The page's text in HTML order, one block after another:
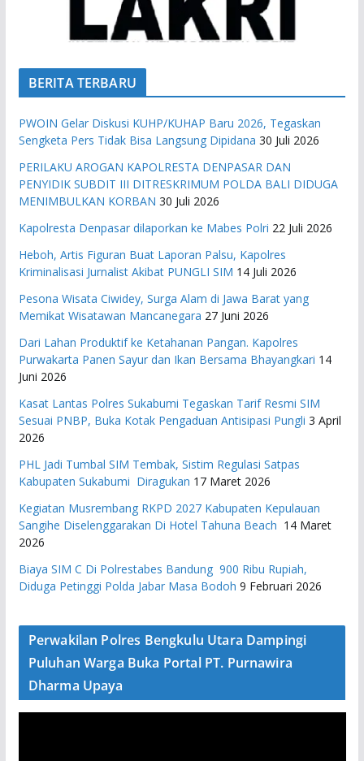
BERITA TERBARU
PWOIN Gelar Diskusi KUHP/KUHAP Baru 2026, Tegaskan
Sengketa Pers Tidak Bisa Langsung Dipidana 30 Juli 2026
PERILAKU AROGAN KAPOLRESTA DENPASAR DAN
PENYIDIK SUBDIT III DITRESKRIMUM POLDA BALI DIDUGA
MENIMBULKAN KORBAN 30 Juli 2026
Kapolresta Denpasar dilaporkan ke Mabes Polri 22 Juli 2026
Heboh, Artis Figuran Buat Laporan Palsu, Kapolres
Kriminalisasi Jurnalist Akibat PUNGLI SIM 14 Juli 2026
Pesona Wisata Ciwidey, Surga Alam di Jawa Barat yang
Memikat Wisatawan Mancanegara 27 Juni 2026
Dari Lahan Produktif ke Ketahanan Pangan. Kapolres
Purwakarta Panen Sayur dan Ikan Bersama Bhayangkari 14
Juni 2026
Kasat Lantas Polres Sukabumi Tegaskan Tarif Resmi SIM
Sesuai PNBP, Buka Kotak Pengaduan Antisipasi Pungli 3 April
2026
PHL Jadi Tumbal SIM Tembak, Sistim Regulasi Satpas
Kabupaten Sukabumi Diragukan 17 Maret 2026
Kegiatan Musrembang RKPD 2027 ​Kabupaten Kepulauan
Sangihe Diselenggarakan Di Hotel Tahuna Beach 14 Maret
2026
Biaya SIM C Di Polrestabes Bandung 900 Ribu Rupiah,
Diduga Petinggi Polda Jabar Masa Bodoh 9 Februari 2026
Perwakilan Polres Bengkulu Utara Dampingi
Puluhan Warga Buka Portal PT. Purnawira
Dharma Upaya